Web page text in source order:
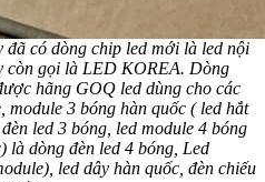
đã có dòng chip led mới là led nội
còn gọi là LED KOREA. Dòng
hãng GOQ led dùng cho các
module 3 bóng hàn quốc ( led hắt
led 3 bóng, led module 4 bóng
là dòng đèn led 4 bóng, Led
led dây hàn quốc, đèn chiếu